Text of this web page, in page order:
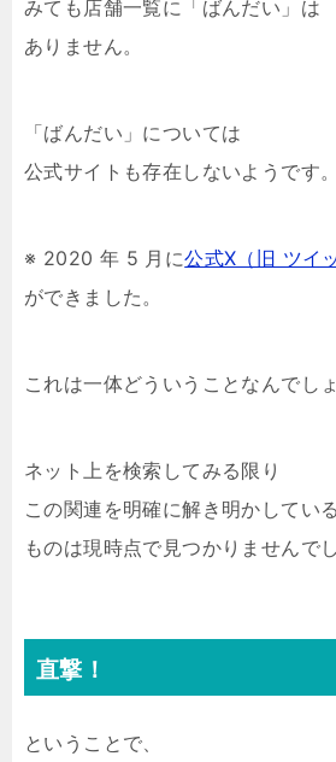
みても店舗一覧に「ばんだい」は
ありません。
「ばんだい」については
公式サイトも存在しないようです。
※ 2020 年 5 月に公式X（旧 ツイ
ができました。
これは一体どういうことなんでしょ
ネット上を検索してみる限り
この関連を明確に解き明かしている
ものは現時点で見つかりませんでし
直撃！
ということで、